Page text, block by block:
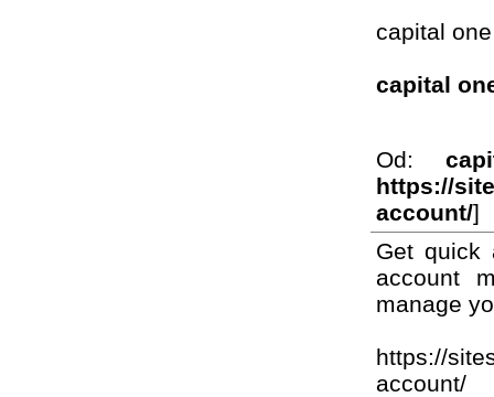
capital
capital
Od:
https://
account/]
Get quick
account
manage
https://
account/